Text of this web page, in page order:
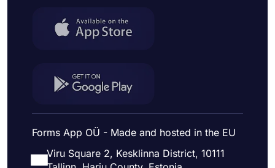
Forms App OÜ - Made and hosted in the EU
Viru Square 2, Kesklinna District, 10111